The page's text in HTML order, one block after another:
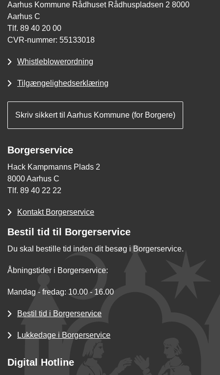
Aarhus Kommune Rådhuset Rådhuspladsen 2 8000
Aarhus C
Tlf. 89 40 20 00
CVR-nummer: 55133018
Whistleblowerordning
Tilgængelighedserklæring
Skriv sikkert til Aarhus Kommune (for Borgere)
Borgerservice
Hack Kampmanns Plads 2
8000 Aarhus C
Tlf. 89 40 22 22
Kontakt Borgerservice
Bestil tid til Borgerservice
Du skal bestille tid inden dit besøg i Borgerservice.
Åbningstider i Borgerservice:
Mandag - fredag: 10.00 - 16.00
Bestil tid i Borgerservice
Lukkedage i Borgerservice
Digital Hotline